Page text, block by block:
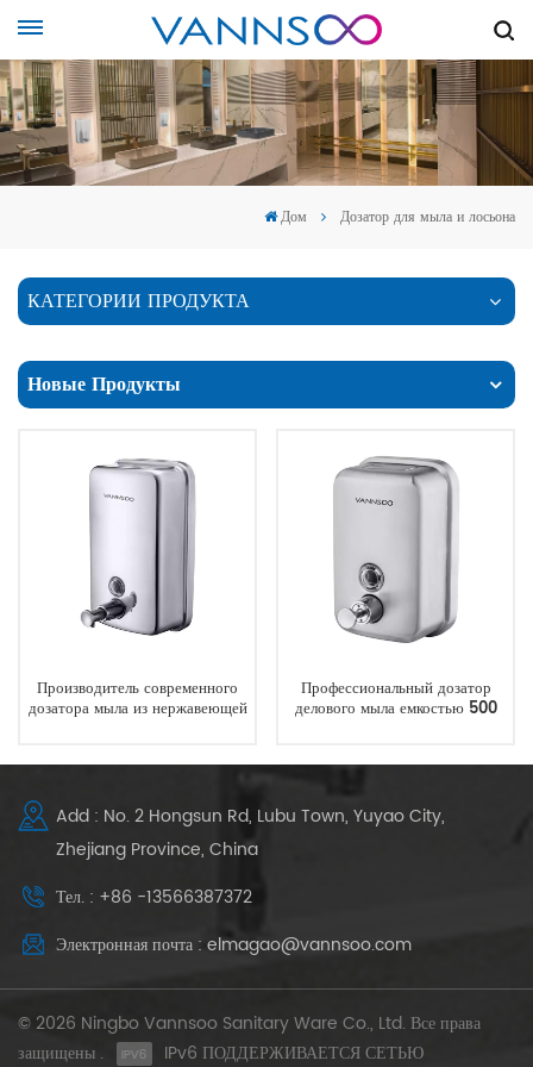
Дом Дозатор для мыла и лосьона
КАТЕГОРИИ ПРОДУКТА
Новые Продукты
Производитель современного
дозатора мыла из нержавеющей
Профессиональный дозатор
делового мыла емкостью 500
логотипом
Add : No. 2 Hongsun Rd, Lubu Town, Yuyao City,
Zhejiang Province, China
Тел. : +86 -13566387372
Электронная почта : elmagao@vannsoo.com
© 2026 Ningbo Vannsoo Sanitary Ware Co., Ltd. Все права
защищены .
IPv6 ПОДДЕРЖИВАЕТСЯ СЕТЬЮ